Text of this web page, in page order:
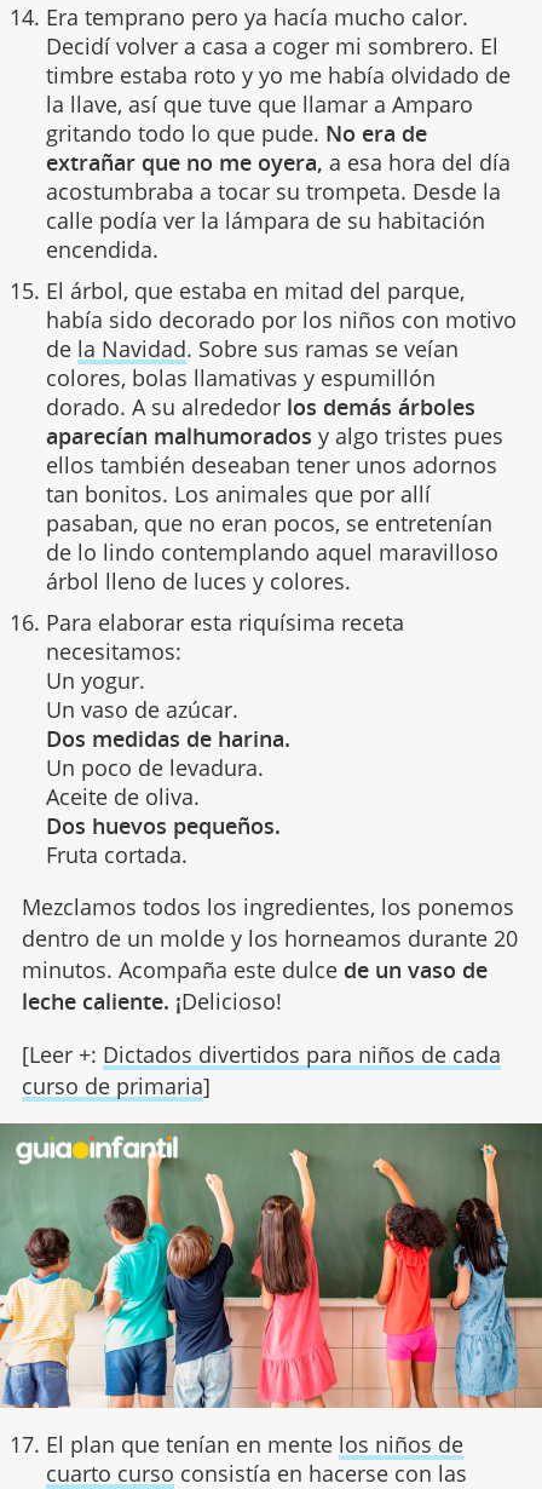
Era temprano pero ya hacía mucho calor.
Decidí volver a casa a coger mi sombrero. El
timbre estaba roto y yo me había olvidado de
la llave, así que tuve que llamar a Amparo
gritando todo lo que pude. No era de
extrañar que no me oyera, a esa hora del día
acostumbraba a tocar su trompeta. Desde la
calle podía ver la lámpara de su habitación
encendida.
El árbol, que estaba en mitad del parque,
había sido decorado por los niños con motivo
de la Navidad. Sobre sus ramas se veían
colores, bolas llamativas y espumillón
dorado. A su alrededor los demás árboles
aparecían malhumorados y algo tristes pues
ellos también deseaban tener unos adornos
tan bonitos. Los animales que por allí
pasaban, que no eran pocos, se entretenían
de lo lindo contemplando aquel maravilloso
árbol lleno de luces y colores.
Para elaborar esta riquísima receta
necesitamos:
Un yogur.
Un vaso de azúcar.
Dos medidas de harina.
Un poco de levadura.
Aceite de oliva.
Dos huevos pequeños.
Fruta cortada.
Mezclamos todos los ingredientes, los ponemos
dentro de un molde y los horneamos durante 20
minutos. Acompaña este dulce de un vaso de
leche caliente. ¡Delicioso!
[Leer +: Dictados divertidos para niños de cada
curso de primaria]
El plan que tenían en mente los niños de
cuarto curso consistía en hacerse con las